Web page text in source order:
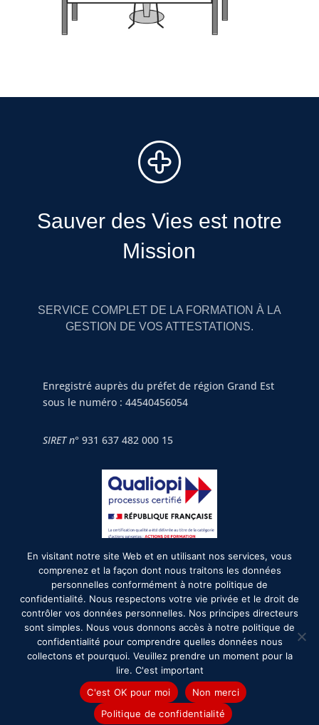
Sauver des Vies est notre
Mission
SERVICE COMPLET DE LA FORMATION À LA
GESTION DE VOS ATTESTATIONS.
Enregistré auprès du préfet de région Grand Est
sous le numéro : 44540456054
SIRET n° 931 637 482 000 15
2026©formurgences.com
Mentions légales
Formurgences recrute
Conditions Générales d'utilisation
En visitant notre site Web et en utilisant nos services, vous
comprenez et la façon dont nous traitons les données
personnelles conformément à notre politique de
confidentialité. Nous respectons votre vie privée et le droit de
contrôler vos données personnelles. Nos principes directeurs
sont simples. Nous vous donnons accès à notre politique de
confidentialité pour comprendre quelles données nous
collectons et pourquoi. Veuillez prendre un moment pour la
lire. C'est important
C'est OK pour moi
Non merci
Politique de confidentialité